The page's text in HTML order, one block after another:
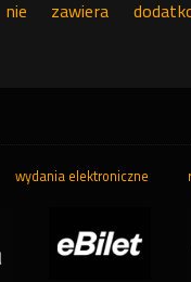
zawiera
wydania elektroniczne